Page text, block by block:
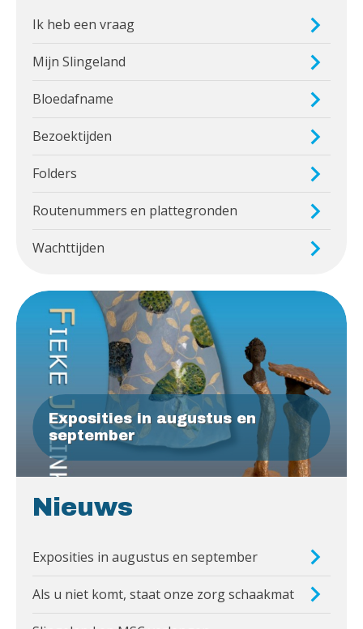
Ik heb een vraag
Mijn Slingeland
Bloedafname
Bezoektijden
Folders
Routenummers en plattegronden
Wachttijden
Exposities in augustus en
september
Nieuws
Exposities in augustus en september
Als u niet komt, staat onze zorg schaakmat